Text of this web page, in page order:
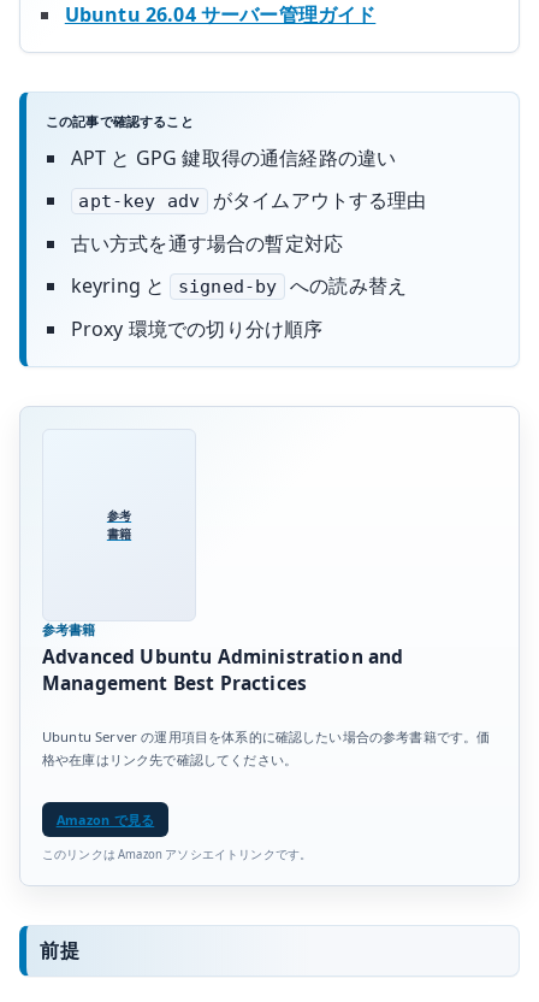
Ubuntu 26.04 サーバー管理ガイド
この記事で確認すること
APT と GPG 鍵取得の通信経路の違い
apt-key adv
がタイムアウトする理由
古い方式を通す場合の暫定対応
keyring と
signed-by
への読み替え
Proxy 環境での切り分け順序
参考
書籍
参考書籍
Advanced Ubuntu Administration and
Management Best Practices
Ubuntu Server の運用項目を体系的に確認したい場合の参考書籍です。価
格や在庫はリンク先で確認してください。
Amazon で見る
このリンクは Amazon アソシエイトリンクです。
前提